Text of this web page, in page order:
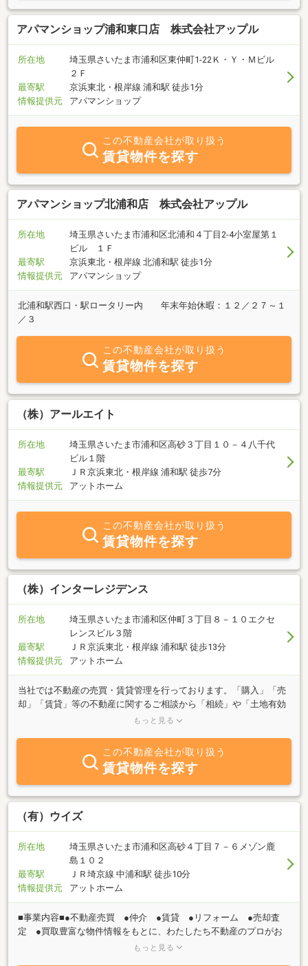
アパマンショップ浦和東口店 株式会社アップル
所在地
埼玉県さいたま市浦和区東仲町1-22Ｋ・Ｙ・Ｍビル
２Ｆ
最寄駅
京浜東北・根岸線 浦和駅 徒歩1分
情報提供元
アパマンショップ
この不動産会社が取り扱う
賃貸物件を探す
アパマンショップ北浦和店 株式会社アップル
所在地
埼玉県さいたま市浦和区北浦和４丁目2-4小室屋第１
ビル １Ｆ
最寄駅
京浜東北・根岸線 北浦和駅 徒歩1分
情報提供元
アパマンショップ
北浦和駅西口・駅ロータリー内 年末年始休暇：１２／２７～１
／３
この不動産会社が取り扱う
賃貸物件を探す
（株）アールエイト
所在地
埼玉県さいたま市浦和区高砂３丁目１０－４八千代
ビル１階
最寄駅
ＪＲ京浜東北・根岸線 浦和駅 徒歩7分
情報提供元
アットホーム
この不動産会社が取り扱う
賃貸物件を探す
（株）インターレジデンス
所在地
埼玉県さいたま市浦和区仲町３丁目８－１０エクセ
レンスビル３階
最寄駅
ＪＲ京浜東北・根岸線 浦和駅 徒歩13分
情報提供元
アットホーム
当社では不動産の売買・賃貸管理を行っております。「購入」「売
却」「賃貸」等の不動産に関するご相談から「相続」や「土地有効
活用」といったお悩みまで何でもお気軽に御相談下さい。お取引を
ても、常に相手の立場になって真剣に向き合い、行動を起こせば、
「最後は皆、笑顔」で取引することが可能だと信じております。お
客様がずっと安心して住める不動産をご提供したいと思ってます。
もっと見る
この不動産会社が取り扱う
賃貸物件を探す
（有）ウイズ
所在地
埼玉県さいたま市浦和区高砂４丁目７－６メゾン鹿
島１０２
最寄駅
ＪＲ埼京線 中浦和駅 徒歩10分
情報提供元
アットホーム
■事業内容■●不動産売買 ●仲介 ●賃貸 ●リフォーム ●売却査
定 ●買取豊富な物件情報をもとに、わたしたち不動産のプロがお
客様の立場に立って、素敵な家探しをお手伝いします。さいたま市
もっと見る